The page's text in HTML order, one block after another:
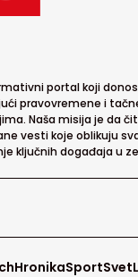
portal koji
pravovremene i
Naša misija je da
vesti koje oblikuju
ključnih događaja u
HronikaSportSvet